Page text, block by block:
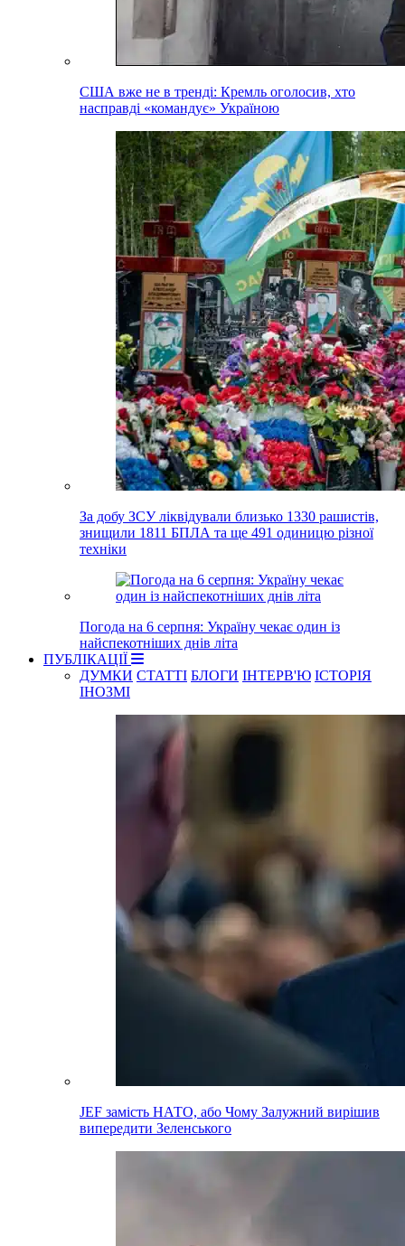
США вже не в тренді: Кремль оголосив, хто
насправді «командує» Україною
За добу ЗСУ ліквідували близько 1330 рашистів,
знищили 1811 БПЛА та ще 491 одиницю різної
техніки
Погода на 6 серпня: Україну чекає один із
найспекотніших днів літа
ПУБЛІКАЦІЇ
ДУМКИ СТАТТІ БЛОГИ ІНТЕРВ'Ю ІСТОРІЯ
ІНОЗМІ
JEF замість НАТО, або Чому Залужний вирішив
випередити Зеленського